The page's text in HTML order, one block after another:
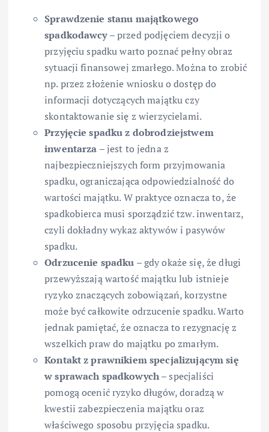
Sprawdzenie stanu majątkowego
spadkodawcy– przed podjęciem decyzji o
przyjęciu spadku warto poznać pełny obraz
sytuacji finansowej zmarłego. Można to zrobić
np. przez złożenie wniosku o dostęp do
informacji dotyczących majątku czy
skontaktowanie się z wierzycielami.
Przyjęcie spadku z dobrodziejstwem
inwentarza – jest to jedna z
najbezpieczniejszych form przyjmowania
spadku, ograniczająca odpowiedzialność do
wartości majątku. W praktyce oznacza to, że
spadkobierca musi sporządzić tzw. inwentarz,
czyli dokładny wykaz aktywów i pasywów
spadku.
Odrzucenie spadku – gdy okaże się, że długi
przewyższają wartość majątku lub istnieje
ryzyko znaczących zobowiązań, korzystne
może być całkowite odrzucenie spadku. Warto
jednak pamiętać, że oznacza to rezygnację z
wszelkich praw do majątku po zmarłym.
Kontakt z prawnikiem specjalizującym się
w sprawach spadkowych– specjaliści
pomogą ocenić ryzyko długów, doradzą w
kwestii zabezpieczenia majątku oraz
właściwego sposobu przyjęcia spadku.